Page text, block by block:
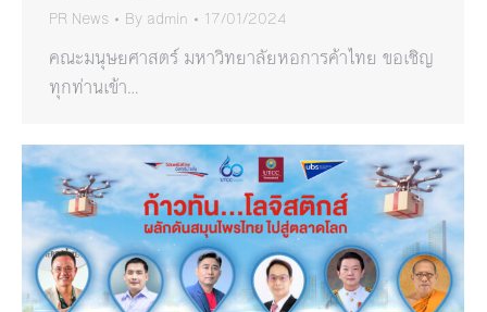
PR News By admin 17/01/2024
คณะมนุษยศาสตร์ มหาวิทยาลัยหอการค้าไทย ขอเชิญ
ทุกท่านเข้า…